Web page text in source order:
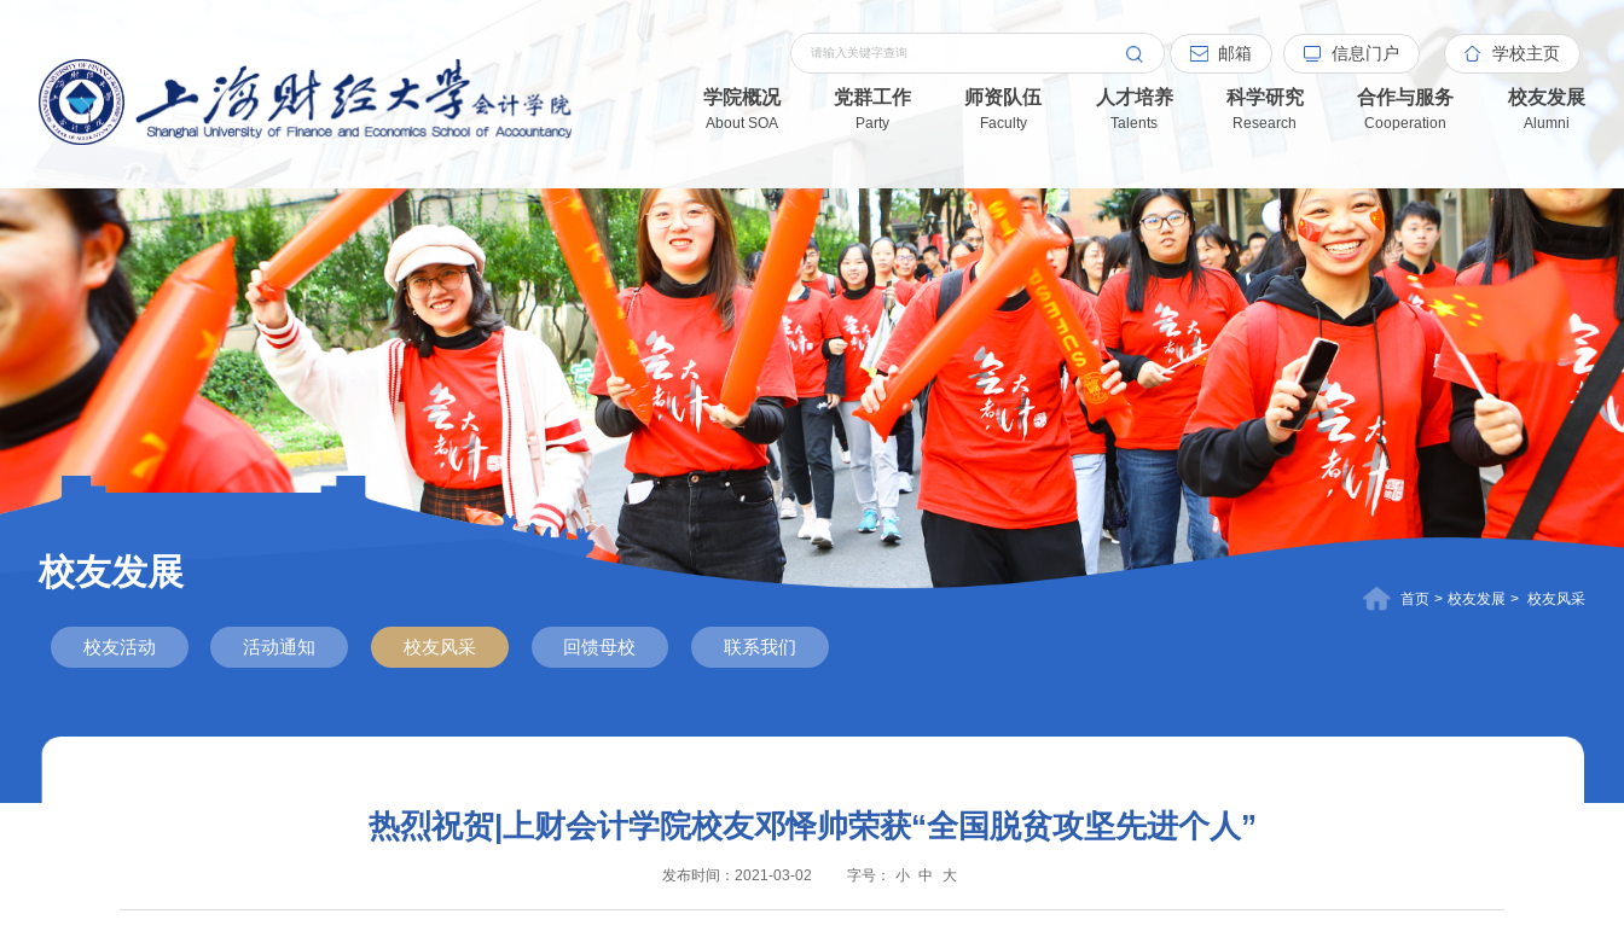
邮箱 信息门户 学校主页
学院概况
About SOA
党群工作
Party
师资队伍
Faculty
人才培养
Talents
科学研究
Research
合作与服务
Cooperation
校友发展
Alumni
校友发展
首页 > 校友发展 > 校友风采
校友活动 活动通知 校友风采 回馈母校 联系我们
热烈祝贺|上财会计学院校友邓怿帅荣获“全国脱贫攻坚先进个人”
发布时间：2021-03-02 字号： 小 中 大